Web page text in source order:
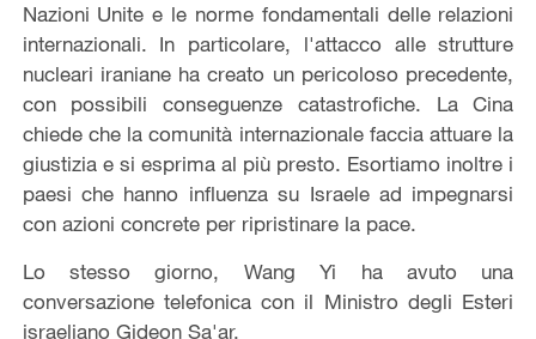
Nazioni Unite e le norme fondamentali delle relazioni
internazionali. In particolare, l'attacco alle strutture
nucleari iraniane ha creato un pericoloso precedente,
con possibili conseguenze catastrofiche. La Cina
chiede che la comunità internazionale faccia attuare la
giustizia e si esprima al più presto. Esortiamo inoltre i
paesi che hanno influenza su Israele ad impegnarsi
con azioni concrete per ripristinare la pace.
Lo stesso giorno, Wang Yi ha avuto una
conversazione telefonica con il Ministro degli Esteri
israeliano Gideon Sa'ar.